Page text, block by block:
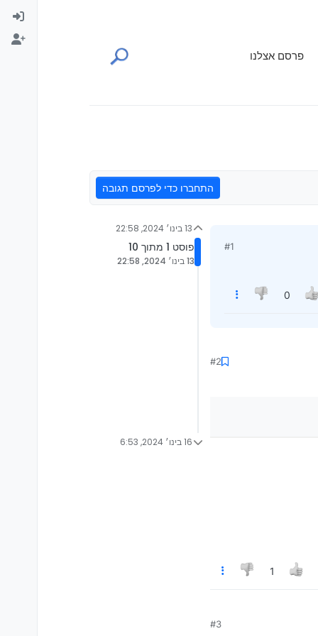
פרסם אצלנו
התחברו כדי לפרסם תגובה
#1
0
#2
1
#3
13 בינו׳ 2024, 22:58
פוסט 1 מתוך 10
13 בינו׳ 2024, 22:58
16 בינו׳ 2024, 6:53